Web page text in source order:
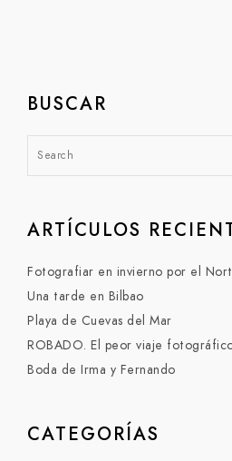
BUSCAR
ARTÍCULOS
Fotografiar en invierno por el
Una tarde en Bilbao
Playa de Cuevas del Mar
ROBADO. El peor viaje
Boda de Irma y Fernando
CATEGORÍAS